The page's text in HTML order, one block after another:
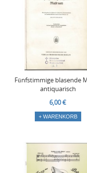
Fünfstimmige blasende
antiquarisch
6,00 €
+ WARENKORB